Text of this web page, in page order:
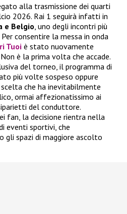
alla trasmissione dei quarti
2026. Rai 1 seguirà infatti in
e Belgio , uno degli incontri più
consentire la messa in onda
Tuoiè stato nuovamente
è la prima volta che accade.
del torneo, il programma di
più volte sospeso oppure
che ha inevitabilmente
ormai affezionatissimo ai
del conduttore.
fan, la decisione rientra nella
eventi sportivi, che
gli spazi di maggiore ascolto